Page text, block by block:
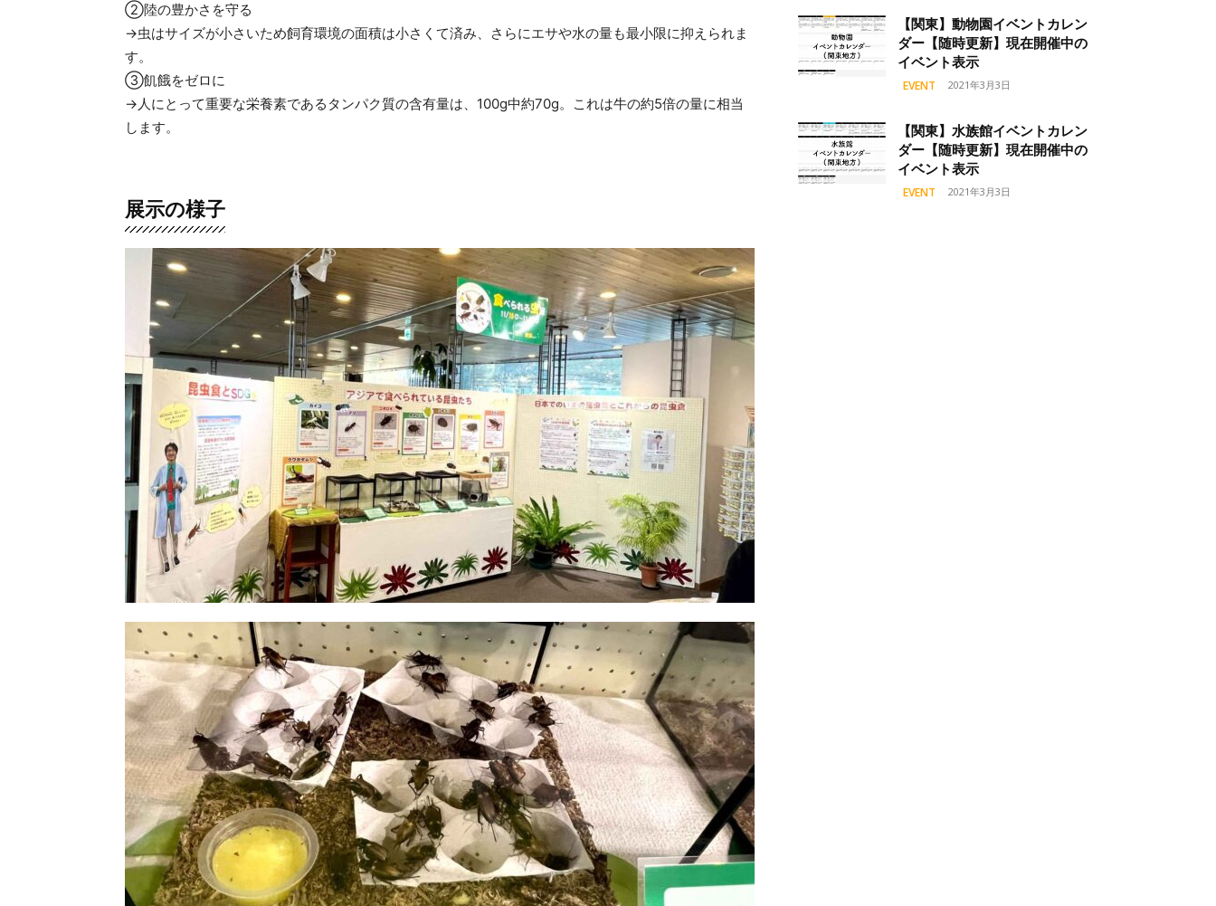
②陸の豊かさを守る
→虫はサイズが小さいため飼育環境の面積は小さくて済み、さらにエサや水の量も最小限に抑えられま
す。
③飢餓をゼロに
→人にとって重要な栄養素であるタンパク質の含有量は、100g中約70g。これは牛の約5倍の量に相当
します。
展示の様子
【関東】動物園イベントカレン
ダー【随時更新】現在開催中の
イベント表示
EVENT 2021年3月3日
【関東】水族館イベントカレン
ダー【随時更新】現在開催中の
イベント表示
EVENT 2021年3月3日